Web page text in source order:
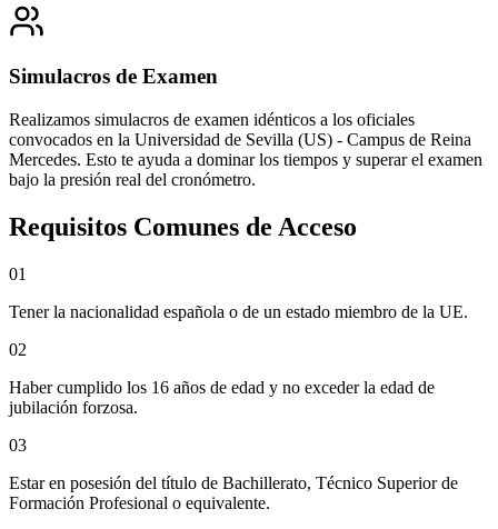
Simulacros de Examen
Realizamos simulacros de examen idénticos a los oficiales
convocados en la Universidad de Sevilla (US) - Campus de Reina
Mercedes. Esto te ayuda a dominar los tiempos y superar el examen
bajo la presión real del cronómetro.
Requisitos Comunes de Acceso
01
Tener la nacionalidad española o de un estado miembro de la UE.
02
Haber cumplido los 16 años de edad y no exceder la edad de
jubilación forzosa.
03
Estar en posesión del título de Bachillerato, Técnico Superior de
Formación Profesional o equivalente.